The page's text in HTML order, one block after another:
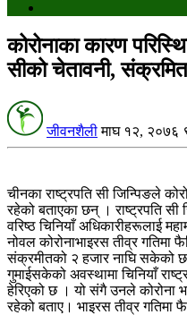
कोरोनाका कारण
सीको चेतावनी,
जीवनशैली माघ १२, २०७६
चीनका राष्ट्रपति सी जिन्पिङले
रहेको बताएका छन् । राष्ट्रपति
वरिष्ठ चिनियाँ अधिकारीहरूलाई
नोवल कोरोनाभाइरस तीव्र गतिमा
संक्रमीतको २ हजार नाघि सकेको
गुमाईसकेको अवस्थामा चिनियाँ
हेरिएको छ । यो संगै उनले कोरोना
रहेको बताए। भाइरस तीव्र गतिमा